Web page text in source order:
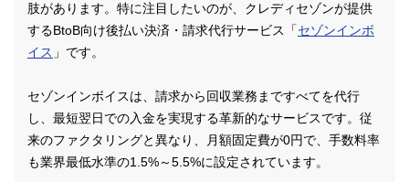
肢があります。特に注目したいのが、クレディセゾンが提供
するBtoB向け後払い決済・請求代行サービス「セゾンインボ
イス 」です。
セゾンインボイスは、請求から回収業務まですべてを代行
し、最短翌日での入金を実現する革新的なサービスです。従
来のファクタリングと異なり、月額固定費が0円で、手数料率
も業界最低水準の1.5%～5.5%に設定されています。